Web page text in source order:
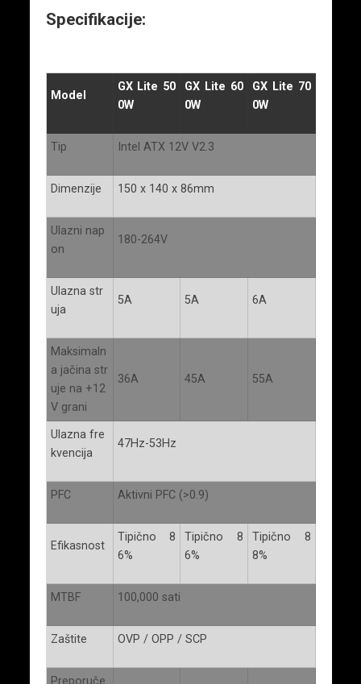
Specifikacije:
Model
GX Lite 50
0W
GX Lite 60
0W
GX Lite 70
0W
Tip Intel ATX 12V V2.3
Dimenzije 150 x 140 x 86mm
Ulazni nap
on
180-264V
Ulazna str
uja
5A 5A 6A
Maksimaln
a jačina str
uje na +12
V grani
36A 45A 55A
Ulazna fre
kvencija
47Hz-53Hz
PFC Aktivni PFC (>0.9)
Efikasnost
Tipično 8
6%
Tipično 8
6%
Tipično 8
8%
MTBF 100,000 sati
Zaštite OVP / OPP / SCP
Preporuče